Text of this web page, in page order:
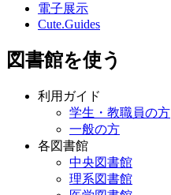
電子展示
Cute.Guides
図書館を使う
利用ガイド
学生・教職員の方
一般の方
各図書館
中央図書館
理系図書館